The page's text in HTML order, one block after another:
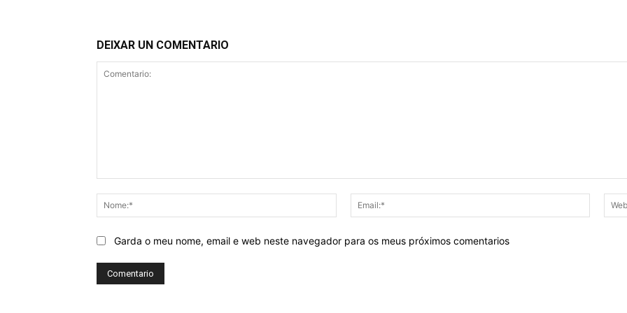
DEIXAR UN COMENTARIO
Nome:*
Email:*
Garda o meu nome, email e web neste navegador para os meus próximos comentarios